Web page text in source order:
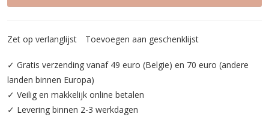
Zet op verlanglijst Toevoegen aan geschenklijst
✓ Gratis verzending vanaf 49 euro (Belgie) en 70 euro (andere
landen binnen Europa)
✓ Veilig en makkelijk online betalen
✓ Levering binnen 2-3 werkdagen